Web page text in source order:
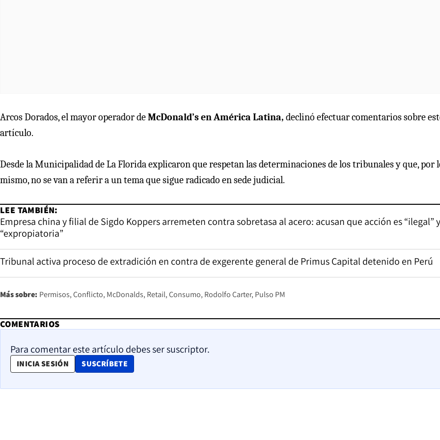
Arcos Dorados, el mayor operador deMcDonald’s en América Latina, declinó efectuar comentarios sobre
artículo.
Desde la Municipalidad de La Florida explicaron que respetan las determinaciones de los tribunales y que, por
mismo, no se van a referir a un tema que sigue radicado en sede judicial.
LEE TAMBIÉN:
Empresa china y filial de Sigdo Koppers arremeten contra sobretasa al acero: acusan que acción es “ilegal” y
“expropiatoria”
Tribunal activa proceso de extradición en contra de exgerente general de Primus Capital detenido en Perú
Más sobre: Permisos Conflicto McDonalds Retail Consumo Rodolfo Carter Pulso PM
COMENTARIOS
Para comentar este artículo debes ser suscriptor.
INICIA SESIÓN SUSCRÍBETE
OPENS IN NEW WINDOW